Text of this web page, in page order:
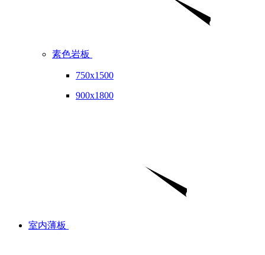
素色岩板
750x1500
900x1800
室内薄板